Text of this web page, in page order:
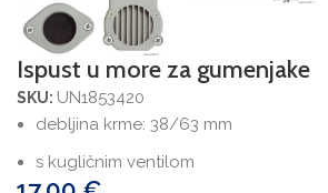
Ispust u more za gumenjake
SKU: UN1853420
debljina krme: 38/63 mm
s kugličnim ventilom